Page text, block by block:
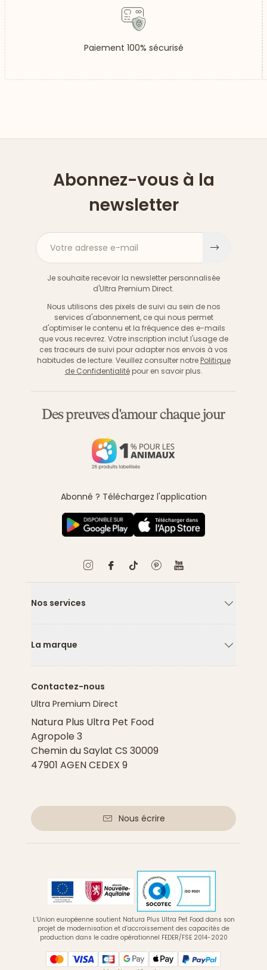
Paiement 100% sécurisé
Abonnez-vous à la
newsletter
Votre adresse e-mail
Je souhaite recevoir la newsletter personnalisée
d'Ultra Premium Direct.
Nous utilisons des pixels de suivi au sein de nos
services d'abonnement, ce qui nous permet
d'optimiser le contenu et la fréquence des e-mails
que vous recevrez. Votre inscription inclut l'usage de
ces traceurs de suivi pour adapter nos envois à vos
habitudes de lecture. Veuillez consulter notre Politique
de Confidentialitépour en savoir plus.
Des preuves d'amour chaque jour
Abonné ? Téléchargez l'application
Nos services
La marque
Contactez-nous
Ultra Premium Direct
Natura Plus Ultra Pet Food
Agropole 3
Chemin du Saylat CS 30009
47901 AGEN CEDEX 9
Nous écrire
L’Union européenne soutient Natura Plus Ultra Pet Food dans son
projet de modernisation et d’accroissement des capacités de
production dans le cadre opérationnel FEDER/FSE 2014-2020